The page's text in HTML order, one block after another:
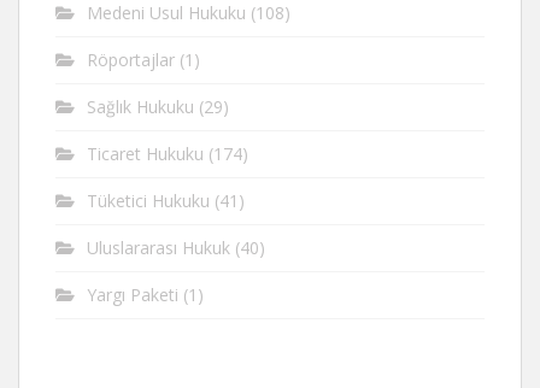
Medeni Usul Hukuku (108)
Röportajlar (1)
Sağlık Hukuku (29)
Ticaret Hukuku (174)
Tüketici Hukuku (41)
Uluslararası Hukuk (40)
Yargı Paketi (1)